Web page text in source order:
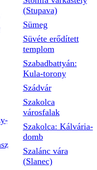
(Stupava)
Sümeg
Süvéte erődített
templom
Szabadbattyán:
Kula-torony
Szádvár
Szakolca
városfalak
Szakolca: Kálvária-
domb
Szalánc vára
(Slanec)